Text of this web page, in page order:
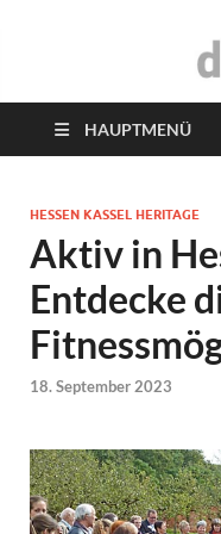
das
HAUPTMENÜ
HESSEN KASSEL HERITAGE
Aktiv in
Entdecke
18. September 2023